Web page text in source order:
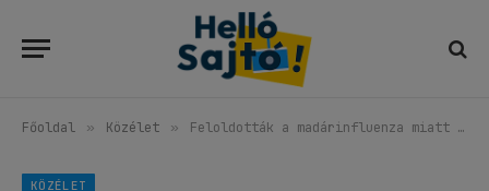
Főoldal » Közélet » Feloldották a madárinfluenza miatt elrendelt területi korlátozásokat Magyarországon
KÖZÉLET